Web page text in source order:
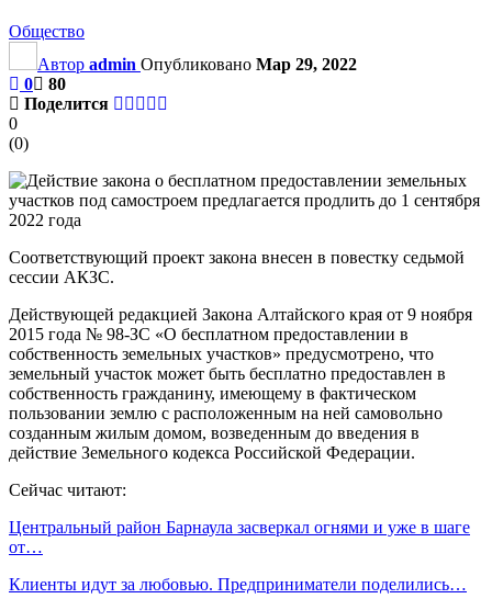
Общество
Автор admin Опубликовано Мар 29, 2022
0
80
Поделится
0
(0)
Соответствующий проект закона внесен в повестку седьмой
сессии АКЗС.
Действующей редакцией Закона Алтайского края от 9 ноября
2015 года № 98-ЗС «О бесплатном предоставлении в
собственность земельных участков» предусмотрено, что
земельный участок может быть бесплатно предоставлен в
собственность гражданину, имеющему в фактическом
пользовании землю с расположенным на ней самовольно
созданным жилым домом, возведенным до введения в
действие Земельного кодекса Российской Федерации.
Сейчас читают:
Центральный район Барнаула засверкал огнями и уже в шаге
от…
Клиенты идут за любовью. Предприниматели поделились…